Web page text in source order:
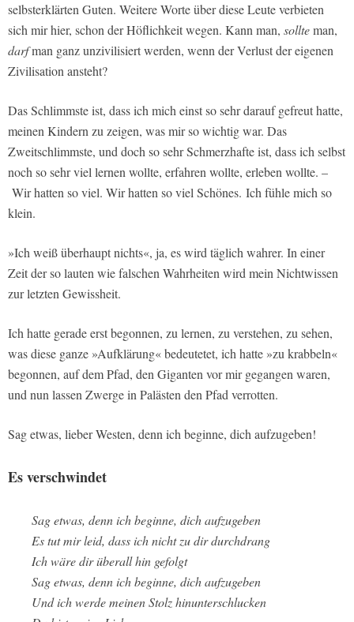
selbsterklärten Guten. Weitere Worte über diese Leute verbieten
sich mir hier, schon der Höflichkeit wegen. Kann man, sollteman,
darfman ganz unzivilisiert werden, wenn der Verlust der eigenen
Zivilisation ansteht?
Das Schlimmste ist, dass ich mich einst so sehr darauf gefreut hatte,
meinen Kindern zu zeigen, was mir so wichtig war. Das
Zweitschlimmste, und doch so sehr Schmerzhafte ist, dass ich selbst
noch so sehr viel lernen wollte, erfahren wollte, erleben wollte. –
Wir hatten so viel. Wir hatten so viel Schönes. Ich fühle mich so
klein.
»Ich weiß überhaupt nichts«, ja, es wird täglich wahrer. In einer
Zeit der so lauten wie falschen Wahrheiten wird mein Nichtwissen
zur letzten Gewissheit.
Ich hatte gerade erst begonnen, zu lernen, zu verstehen, zu sehen,
was diese ganze »Aufklärung« bedeutetet, ich hatte »zu krabbeln«
begonnen, auf dem Pfad, den Giganten vor mir gegangen waren,
und nun lassen Zwerge in Palästen den Pfad verrotten.
Sag etwas, lieber Westen, denn ich beginne, dich aufzugeben!
Es verschwindet
Sag etwas, denn ich beginne, dich aufzugeben
Es tut mir leid, dass ich nicht zu dir durchdrang
Ich wäre dir überall hin gefolgt
Sag etwas, denn ich beginne, dich aufzugeben
Und ich werde meinen Stolz hinunterschlucken